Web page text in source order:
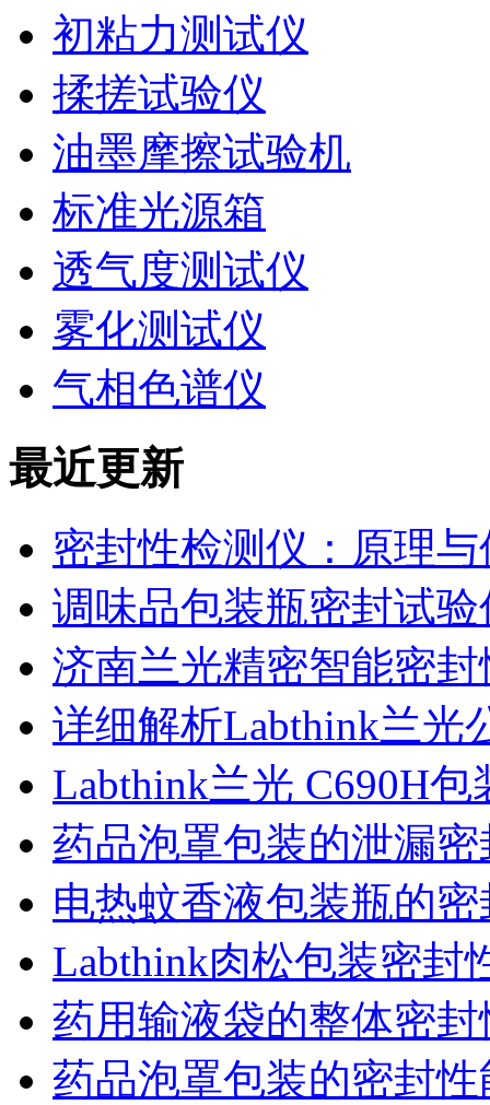
初粘力测试仪
揉搓试验仪
油墨摩擦试验机
标准光源箱
透气度测试仪
雾化测试仪
气相色谱仪
最近更新
密封性检测仪：原理
调味品包装瓶密封试
济南兰光精密智能密
详细解析Labthink兰光
Labthink兰光 C690H
药品泡罩包装的泄漏
电热蚊香液包装瓶的
Labthink肉松包装密封
药用输液袋的整体密
药品泡罩包装的密封